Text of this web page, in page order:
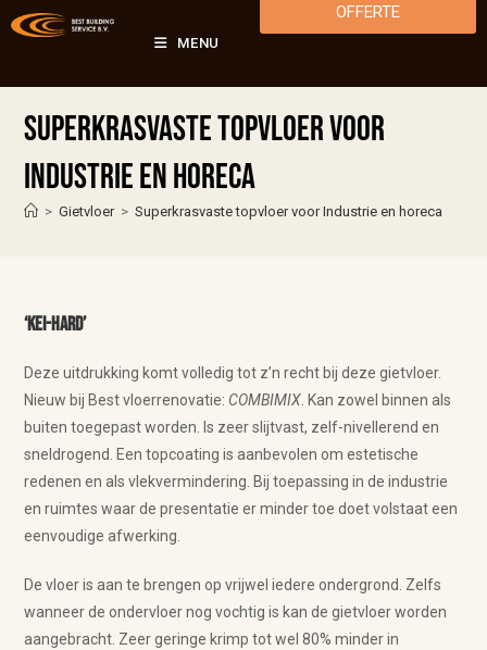
MENU
OFFERTE
Superkrasvaste topvloer voor
Industrie en horeca
> Gietvloer > Superkrasvaste topvloer voor Industrie en horeca
‘Kei-hard’
Deze uitdrukking komt volledig tot z’n recht bij deze gietvloer.
Nieuw bij Best vloerrenovatie: COMBIMIX . Kan zowel binnen als
buiten toegepast worden. Is zeer slijtvast, zelf-nivellerend en
sneldrogend. Een topcoating is aanbevolen om estetische
redenen en als vlekvermindering. Bij toepassing in de industrie
en ruimtes waar de presentatie er minder toe doet volstaat een
eenvoudige afwerking.
De vloer is aan te brengen op vrijwel iedere ondergrond. Zelfs
wanneer de ondervloer nog vochtig is kan de gietvloer worden
aangebracht. Zeer geringe krimp tot wel 80% minder in